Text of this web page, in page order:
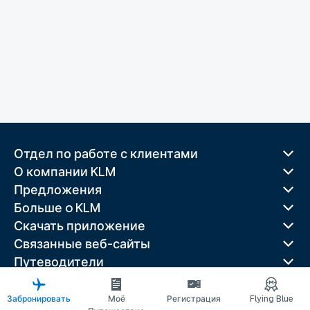
Отдел по работе с клиентами
О компании KLM
Предложения
Больше o KLM
Скачать приложение
Связанные веб-сайты
Путеводители
Лучшие направления
Популярные страны
Забронировать
Моё
Регистрация Flying Blue